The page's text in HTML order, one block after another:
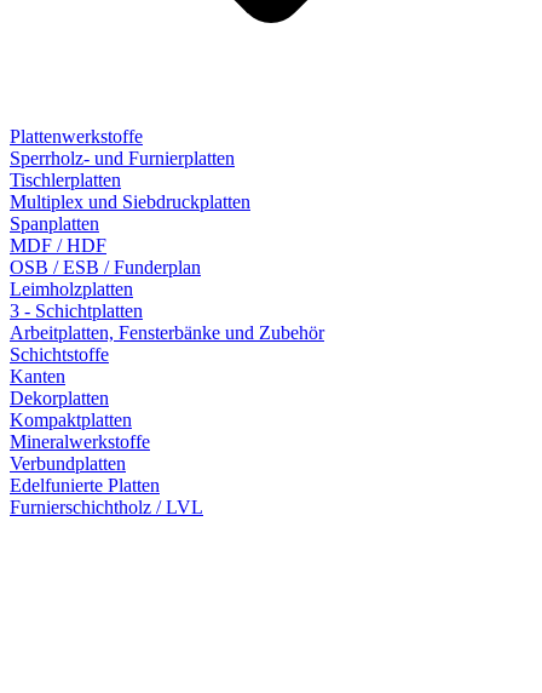
Plattenwerkstoffe
Sperrholz- und Furnierplatten
Tischlerplatten
Multiplex und Siebdruckplatten
Spanplatten
MDF / HDF
OSB / ESB / Funderplan
Leimholzplatten
3 - Schichtplatten
Arbeitplatten, Fensterbänke und Zubehör
Schichtstoffe
Kanten
Dekorplatten
Kompaktplatten
Mineralwerkstoffe
Verbundplatten
Edelfunierte Platten
Furnierschichtholz / LVL